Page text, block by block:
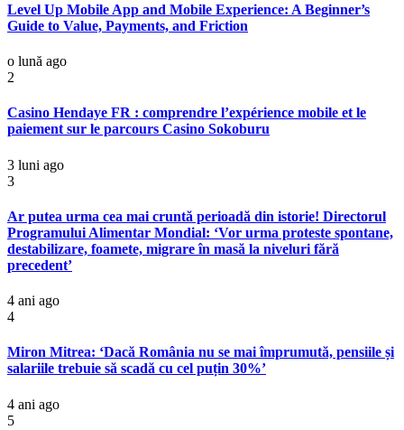
Level Up Mobile App and Mobile Experience: A Beginner’s
Guide to Value, Payments, and Friction
o lună ago
2
Casino Hendaye FR : comprendre l’expérience mobile et le
paiement sur le parcours Casino Sokoburu
3 luni ago
3
Ar putea urma cea mai cruntă perioadă din istorie! Directorul
Programului Alimentar Mondial: ‘Vor urma proteste spontane,
destabilizare, foamete, migrare în masă la niveluri fără
precedent’
4 ani ago
4
Miron Mitrea: ‘Dacă România nu se mai împrumută, pensiile și
salariile trebuie să scadă cu cel puțin 30%’
4 ani ago
5